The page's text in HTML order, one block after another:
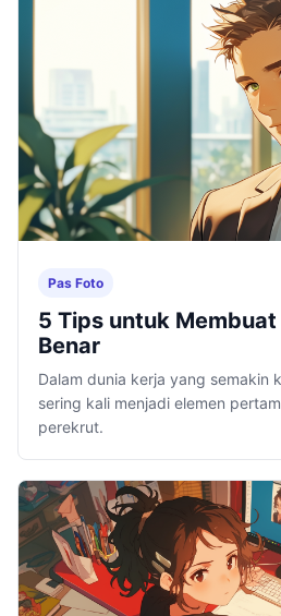
Pas Foto
5 Tips untuk
Benar
Dalam dunia kerja yang semakin
sering kali menjadi elemen
perekrut.